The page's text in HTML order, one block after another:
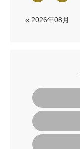
« 2026年08月